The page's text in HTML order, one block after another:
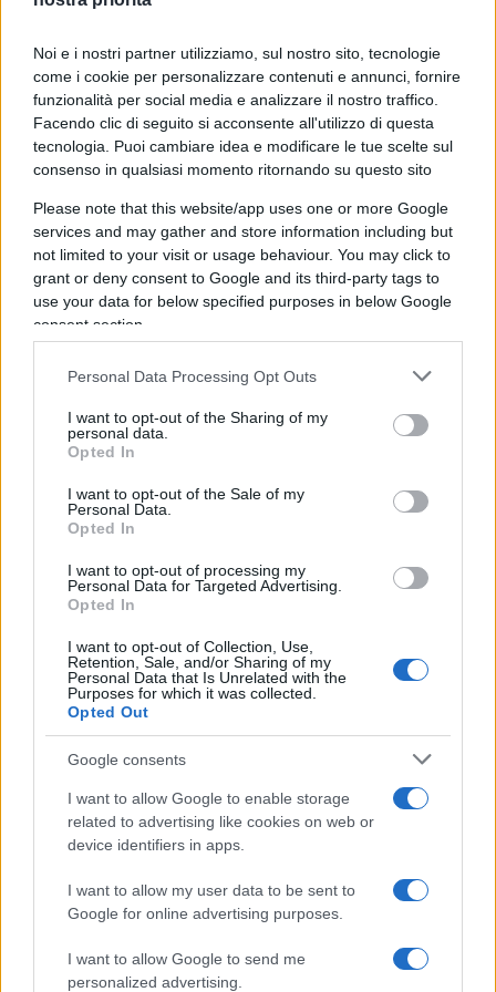
Noi e i nostri partner utilizziamo, sul nostro sito, tecnologie
come i cookie per personalizzare contenuti e annunci, fornire
funzionalità per social media e analizzare il nostro traffico.
Facendo clic di seguito si acconsente all'utilizzo di questa
tecnologia. Puoi cambiare idea e modificare le tue scelte sul
consenso in qualsiasi momento ritornando su questo sito
Please note that this website/app uses one or more Google
services and may gather and store information including but
not limited to your visit or usage behaviour. You may click to
grant or deny consent to Google and its third-party tags to
use your data for below specified purposes in below Google
consent section.
Personal Data Processing Opt Outs
I want to opt-out of the Sharing of my
personal data.
Opted In
I want to opt-out of the Sale of my
Personal Data.
Opted In
I want to opt-out of processing my
Personal Data for Targeted Advertising.
Opted In
I want to opt-out of Collection, Use,
Retention, Sale, and/or Sharing of my
Personal Data that Is Unrelated with the
Purposes for which it was collected.
Opted Out
Google consents
I want to allow Google to enable storage
related to advertising like cookies on web or
device identifiers in apps.
I want to allow my user data to be sent to
Google for online advertising purposes.
I want to allow Google to send me
personalized advertising.
Muḥammad al-ʿAdnānī, già leader dell’ISIS.
Emblematico anche un video condiviso dagli
indagati: sullo sfondo delvessillo dell’Isis, un
uomo vestito di nero compie atti di violenza su
prigionieri inginocchiati con tute arancioni. Il
filmato è accompagnato da un messaggio in
arabo e inglese che recita: “Ascolta bene America
e voi alleati dell’America sappiate questo, o
crociati la situazione è più seria di quanto voi
pensiate… stai combattendo contro un popolo che
non può essere sconfitto o vincono o muoiono
provandoci e la scadenza è fissata”.
strappatae sostituita con quella dello Stato
Islamico, accompagnata dalla frase: “Il tempo è
arrivato! Che la nazione di Maometto rinasca e
questa rimuoverà la veste della vergogna e
trappola non c’è tempo per schiaffeggiare e urlare
e con la grazia di Allah è spuntata di nuovo l’alba
della gloria e il sole splendeva di Jihad e la luce di
buone notizie e si profilava all’orizzonte la
ricchezza e apparivano segni di vittoria”.
addestramento fisico da parte degli indagati,
cosiddetti “Nasheed” – e accompagnate da gesti